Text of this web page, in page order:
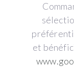
et